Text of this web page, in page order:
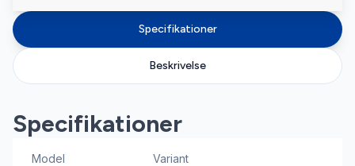
Specifikationer
Beskrivelse
Specifikationer
Model Variant